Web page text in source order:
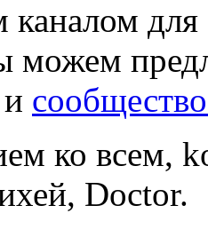
каналом
можем
и
ко всем,
Doctor.